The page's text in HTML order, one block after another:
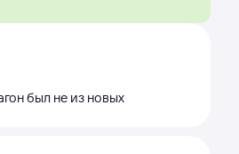
был не из новых